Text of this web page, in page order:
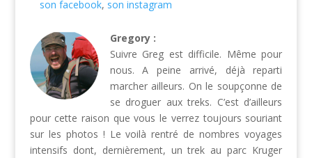
son facebook, son instagram
Gregory :
Suivre Greg est difficile. Même pour
nous. A peine arrivé, déjà reparti
marcher ailleurs. On le soupçonne de
se droguer aux treks. C’est d’ailleurs
pour cette raison que vous le verrez toujours souriant
sur les photos ! Le voilà rentré de nombres voyages
intensifs dont, dernièrement, un trek au parc Kruger